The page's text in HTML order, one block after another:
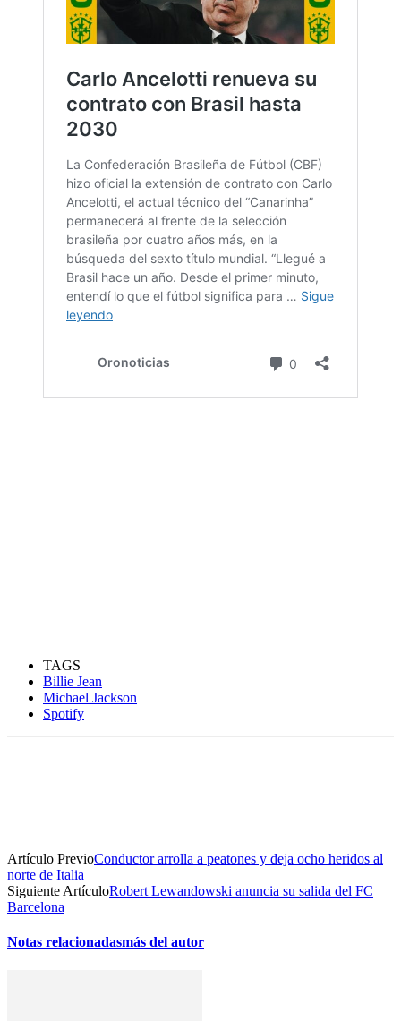
TAGS
Billie Jean
Michael Jackson
Spotify
Artículo PrevioConductor arrolla a peatones y deja ocho heridos al
norte de Italia
Siguiente ArtículoRobert Lewandowski anuncia su salida del FC
Barcelona
Notas relacionadasmás del autor